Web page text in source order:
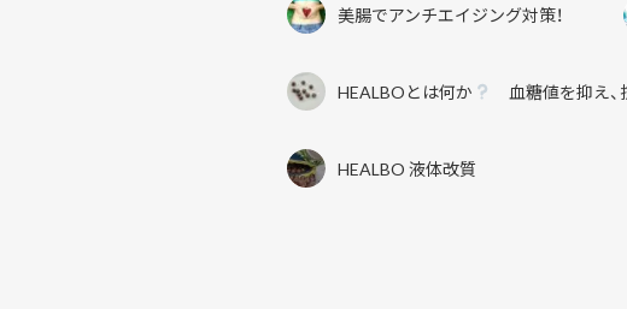
美腸でアンチエイジング対策！
HEALBOとは何か 血糖値を抑え、
HEALBO 液体改質